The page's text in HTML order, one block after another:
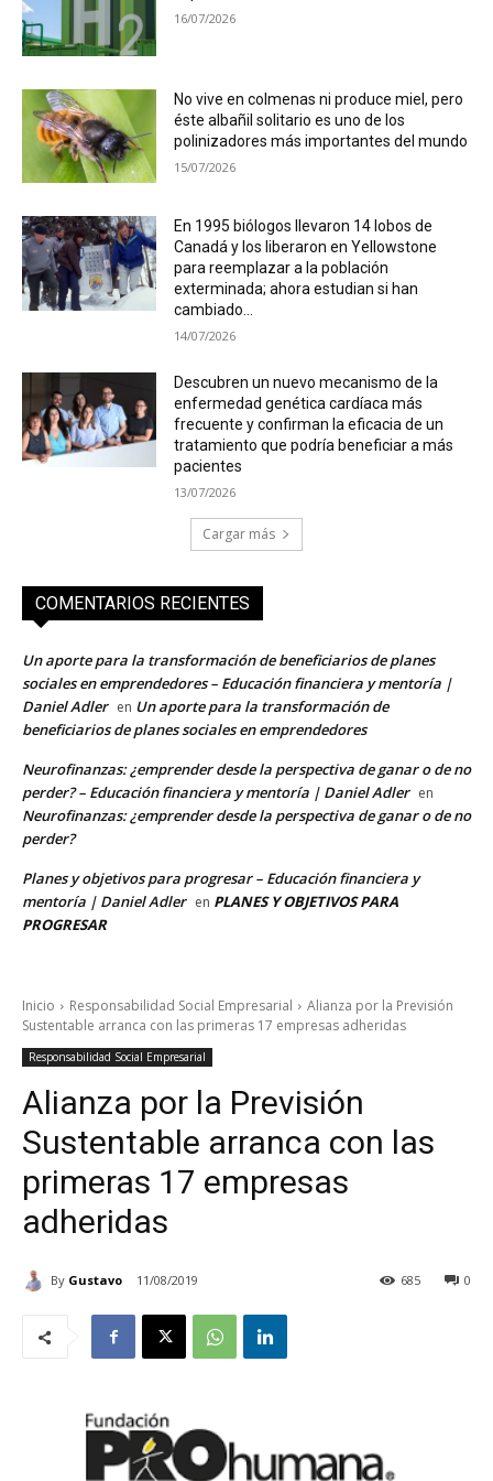
16/07/2026
No vive en colmenas ni produce miel, pero
éste albañil solitario es uno de los
polinizadores más importantes del mundo
15/07/2026
En 1995 biólogos llevaron 14 lobos de
Canadá y los liberaron en Yellowstone
para reemplazar a la población
exterminada; ahora estudian si han
cambiado...
14/07/2026
Descubren un nuevo mecanismo de la
enfermedad genética cardíaca más
frecuente y confirman la eficacia de un
tratamiento que podría beneficiar a más
pacientes
13/07/2026
Cargar más
COMENTARIOS RECIENTES
Un aporte para la transformación de beneficiarios de planes
sociales en emprendedores – Educación financiera y mentoría |
Daniel Adler en Un aporte para la transformación de
beneficiarios de planes sociales en emprendedores
Neurofinanzas: ¿emprender desde la perspectiva de ganar o de no
perder? – Educación financiera y mentoría | Daniel Adler en
Neurofinanzas: ¿emprender desde la perspectiva de ganar o de no
perder?
Planes y objetivos para progresar – Educación financiera y
mentoría | Daniel Adler en PLANES Y OBJETIVOS PARA
PROGRESAR